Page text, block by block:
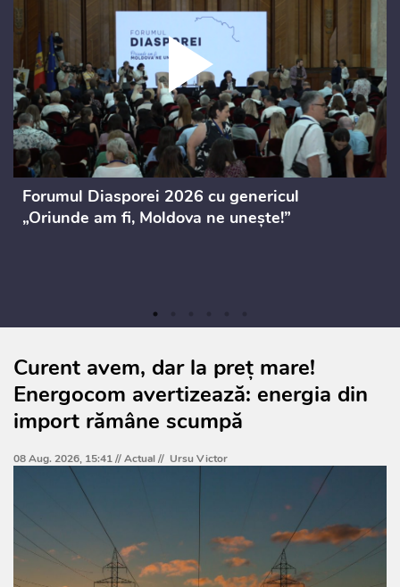
Forumul Diasporei 2026 cu genericul
„Oriunde am fi, Moldova ne unește!”
Curent avem, dar la preț mare!
Energocom avertizează: energia din
import rămâne scumpă
08 Aug. 2026, 15:41 //Actual// Ursu Victor